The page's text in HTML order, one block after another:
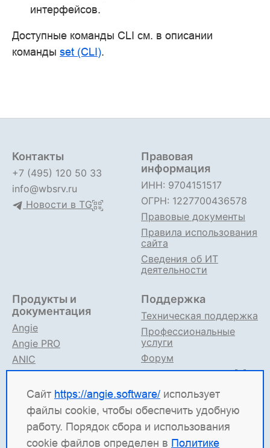
интерфейсов.
Доступные команды CLI см. в описании
команды set (CLI).
Сайт https://angie.software/ использует
файлы cookie, чтобы обеспечить удобную
работу. Порядок сбора и использования
cookie файлов определен в Политике
Контакты
+7 (495) 120 50 33
info@wbsrv.ru
Новости в TG
Правовая
информация
ИНН: 9704151517
ОГРН: 1227700436578
Правовые документы
Правила использования
сайта
Сведения об ИТ
деятельности
Продукты и
документация
Angie
Angie PRO
ANIC
Angie ADC
Документация
Поддержка
Техническая поддержка
Профессиональные
услуги
Форум
Поддержка в TG
Angie Software(ООО "Веб-Сервер") — российская
ИТ-компания, которая развивает решения для